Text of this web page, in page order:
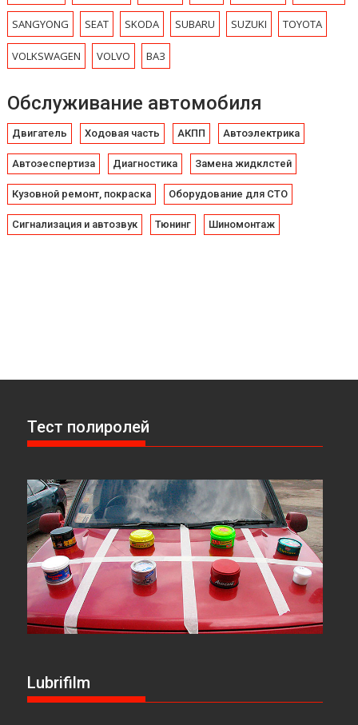
SANGYONG SEAT SKODA SUBARU SUZUKI TOYOTA
VOLKSWAGEN VOLVO ВАЗ
Обслуживание автомобиля
Двигатель Ходовая часть АКПП Автоэлектрика
Автоэеспертиза Диагностика Замена жидклстей
Кузовной ремонт, покраска Оборудование для СТО
Сигнализация и автозвук Тюнинг Шиномонтаж
Тест полиролей
Lubrifilm